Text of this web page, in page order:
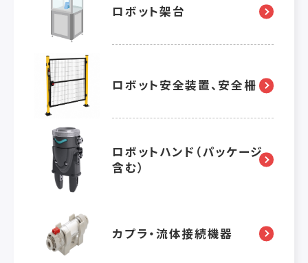
ロボット架台
ロボット安全装置、安全柵
ロボットハンド（パッケージ
含む）
カプラ・流体接続機器